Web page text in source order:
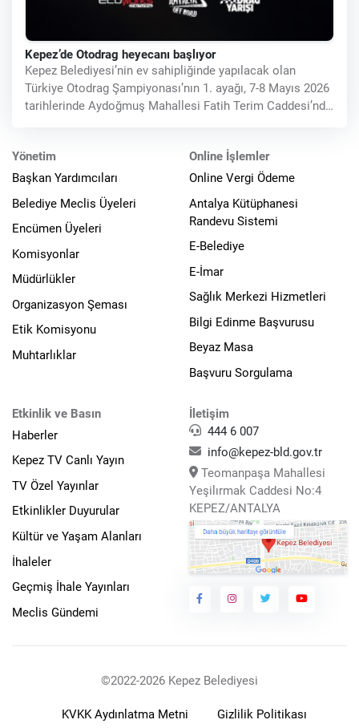
Kepez’de Otodrag heyecanı başlıyor
Kepez Belediyesi’nin ev sahipliğinde yapılacak olan
Türkiye Otodrag Şampiyonası’nın 1. ayağı, 7-8 Mayıs 2026
tarihlerinde Aydoğmuş Mahallesi Fatih Terim Caddesi’nde
Yönetim
Başkan Yardımcıları
Belediye Meclis Üyeleri
Encümen Üyeleri
Komisyonlar
Müdürlükler
Organizasyon Şeması
Etik Komisyonu
Muhtarlıklar
Online İşlemler
Online Vergi Ödeme
Antalya Kütüphanesi
Randevu Sistemi
E-Belediye
E-İmar
Sağlık Merkezi Hizmetleri
Bilgi Edinme Başvurusu
Beyaz Masa
Başvuru Sorgulama
Etkinlik ve Basın
Haberler
Kepez TV Canlı Yayın
TV Özel Yayınlar
Etkinlikler Duyurular
Kültür ve Yaşam Alanları
İhaleler
Geçmiş İhale Yayınları
Meclis Gündemi
İletişim
444 6 007
info@kepez-bld.gov.tr
Teomanpaşa Mahallesi
Yeşilırmak Caddesi No:4
KEPEZ/ANTALYA
©2022-2026 Kepez Belediyesi
KVKK Aydınlatma Metni Gizlilik Politikası